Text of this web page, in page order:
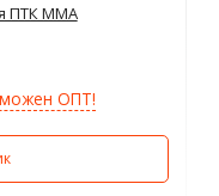
ПТК ММА
ОПТ!